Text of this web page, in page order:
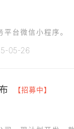
台微信小程序。
05-26
【招募中】